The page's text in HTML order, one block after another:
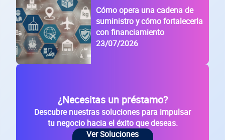
Cómo opera una cadena de
suministro y cómo fortalecerla
con financiamiento
23/07/2026
¿Necesitas un préstamo?
Descubre nuestras soluciones para impulsar
tu negocio hacia el éxito que deseas.
Ver Soluciones